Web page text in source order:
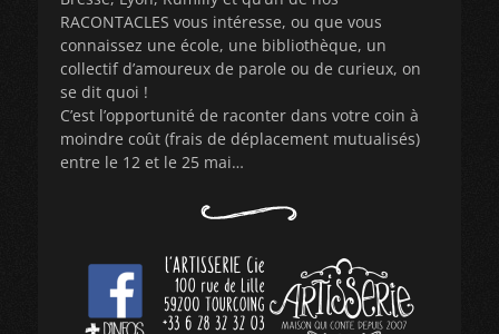
RACONTACLES vous intéresse, ou que vous
connaissez une école, une bibliothèque, un
collectif d’amoureux de parole ou de curieux, on
se dit quoi !
C’est l’opportunité de raconter dans votre coin à
moindre coût (frais de déplacement mutualisés)
entre le 12 et le 25 mai…